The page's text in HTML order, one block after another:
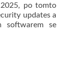
po tomto
updates a
softwarem se